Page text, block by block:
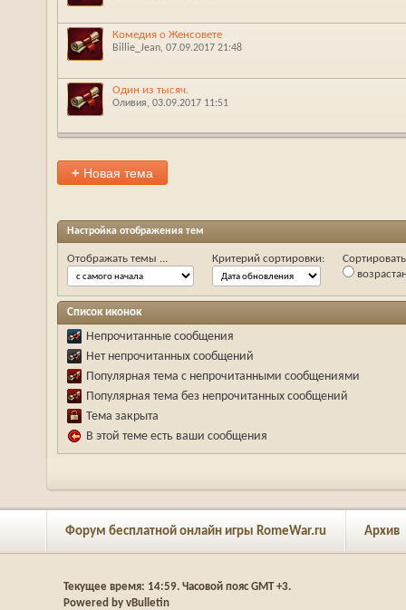
Комедия о Женсовете
Billie_Jean‎, 07.09.2017 21:48
Один из тысяч.
Оливия‎, 03.09.2017 11:51
+ Новая тема
Настройка отображения тем
Отображать темы ... Критерий сортировки:
Список иконок
Непрочитанные сообщения
Нет непрочитанных сообщений
Популярная тема с непрочитанными сообщениями
Популярная тема без непрочитанных сообщений
Тема закрыта
В этой теме есть ваши сообщения
Форум бесплатной онлайн игры RomeWar.ru Архив
Текущее время: 14:59. Часовой пояс GMT +3.
Powered by vBulletin